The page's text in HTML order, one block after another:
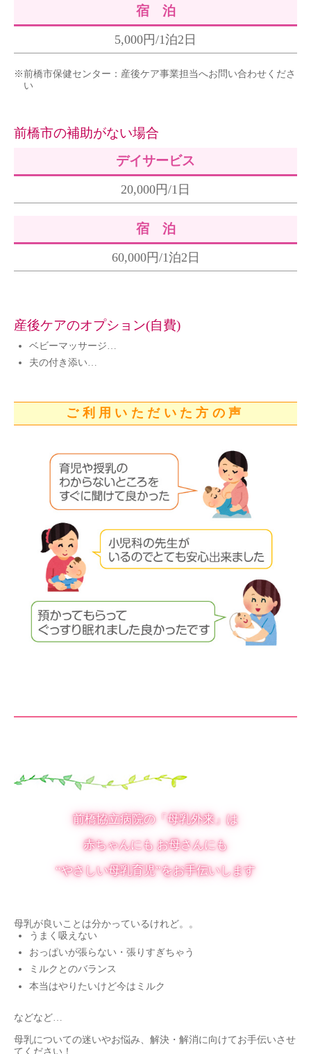
宿 泊
5,000円/1泊2日
※前橋市保健センター：産後ケア事業担当へお問い合わせくださ
い
前橋市の補助がない場合
デイサービス
20,000円/1日
宿 泊
60,000円/1泊2日
産後ケアのオプション(自費)
ベビーマッサージ…
夫の付き添い…
ご利用いただいた方の声
前橋協立病院の「母乳外来」は
赤ちゃんにも お母さんにも
“やさしい母乳育児”をお手伝いします
母乳が良いことは分かっているけれど。。
うまく吸えない
おっぱいが張らない・張りすぎちゃう
ミルクとのバランス
本当はやりたいけど今はミルク
などなど…
母乳についての迷いやお悩み、解決・解消に向けてお手伝いさせ
てください！